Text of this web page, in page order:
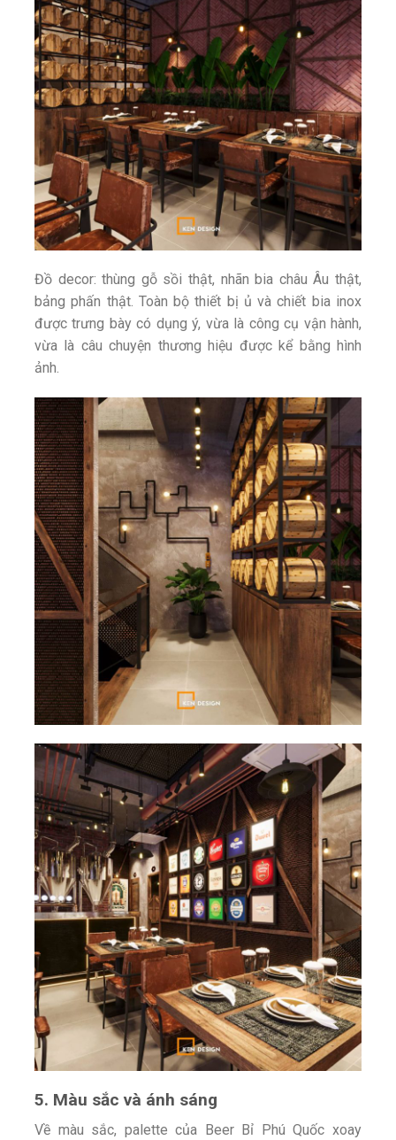
Đồ decor: thùng gỗ sồi thật, nhãn bia châu Âu thật,
bảng phấn thật. Toàn bộ thiết bị ủ và chiết bia inox
được trưng bày có dụng ý, vừa là công cụ vận hành,
vừa là câu chuyện thương hiệu được kể bằng hình
ảnh.
5. Màu sắc và ánh sáng
Về màu sắc, palette của Beer Bỉ Phú Quốc xoay